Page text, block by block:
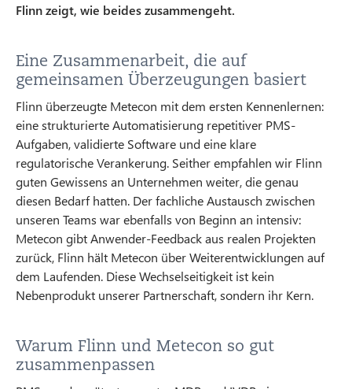
Flinn zeigt, wie beides zusammengeht.
Eine Zusammenarbeit, die auf
gemeinsamen Überzeugungen basiert
Flinn überzeugte Metecon mit dem ersten Kennenlernen:
eine strukturierte Automatisierung repetitiver PMS-
Aufgaben, validierte Software und eine klare
regulatorische Verankerung. Seither empfahlen wir Flinn
guten Gewissens an Unternehmen weiter, die genau
diesen Bedarf hatten. Der fachliche Austausch zwischen
unseren Teams war ebenfalls von Beginn an intensiv:
Metecon gibt Anwender-Feedback aus realen Projekten
zurück, Flinn hält Metecon über Weiterentwicklungen auf
dem Laufenden. Diese Wechselseitigkeit ist kein
Nebenprodukt unserer Partnerschaft, sondern ihr Kern.
Warum Flinn und Metecon so gut
zusammenpassen